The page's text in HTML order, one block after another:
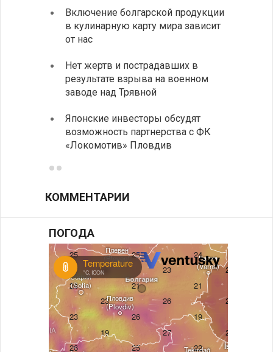
Включение болгарской продукции
в кулинарную карту мира зависит
от нас
Нет жертв и пострадавших в
результате взрыва на военном
заводе над Трявной
Японские инвесторы обсудят
возможность партнерства с ФК
«Локомотив» Пловдив
КОММЕНТАРИИ
ПОГОДА